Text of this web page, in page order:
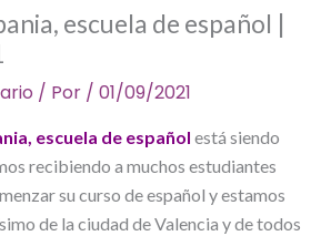
escuela de español |
/ Por / 01/09/2021
escuela de español está siendo
recibiendo a muchos estudiantes
su curso de español y estamos
de la ciudad de Valencia y de todos